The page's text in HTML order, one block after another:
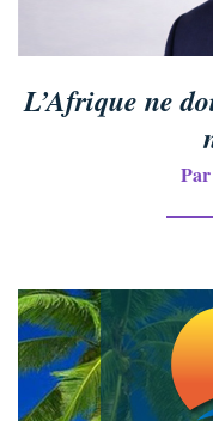
L’Afrique ne